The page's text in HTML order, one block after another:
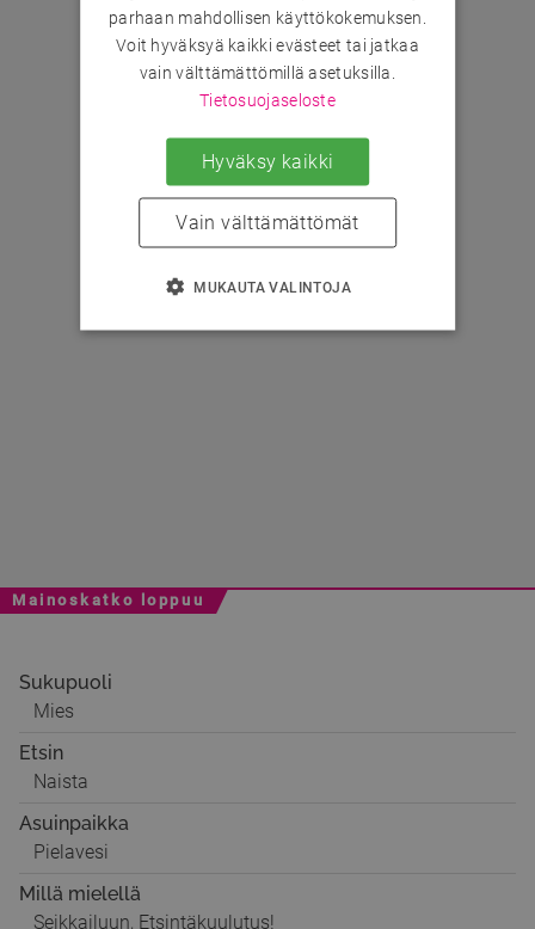
Mainoskatko loppuu
Sukupuoli
Mies
Etsin
Naista
Asuinpaikka
Pielavesi
Millä mielellä
Seikkailuun, Etsintäkuulutus!
parhaan mahdollisen käyttökokemuksen.
Voit hyväksyä kaikki evästeet tai jatkaa
vain välttämättömillä asetuksilla.
Tietosuojaseloste
Hyväksy kaikki
Vain välttämättömät
MUKAUTA VALINTOJA